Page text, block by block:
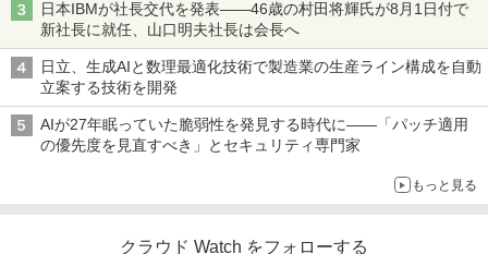
日本IBMが社長交代を発表――46歳の村田将輝氏が8月1日付で
新社長に就任、山口明夫社長は会長へ
日立、生成AIと数理最適化技術で製造業の生産ライン構成を自動
立案する技術を開発
AIが27年眠っていた脆弱性を発見する時代に――「パッチ適用
の優先度を見直すべき」とセキュリティ専門家
もっと見る
クラウド Watch をフォローする